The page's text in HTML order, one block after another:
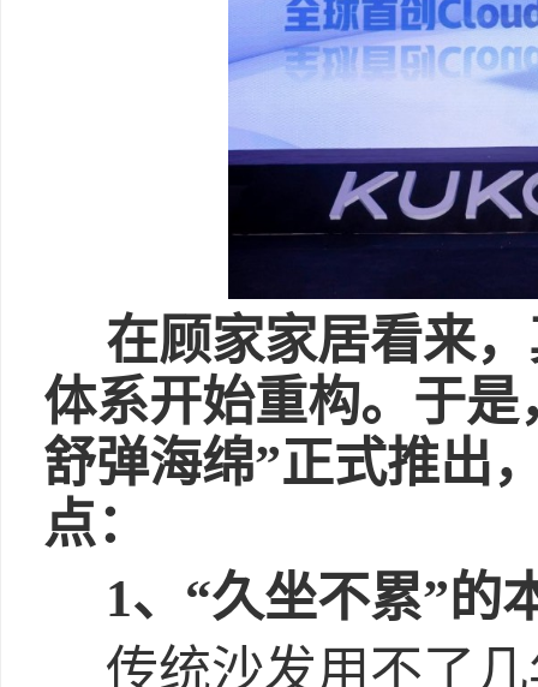
在顾家家居看来
体系开始重构。于是
舒弹海绵”正式推出
点：
1、“久坐不累”的
传统沙发用不了